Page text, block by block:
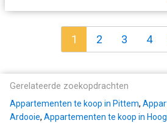
1 2 3 4
Gerelateerde zoekopdrachten
Appartementen te koop in Pittem,
Ardooie, Appartementen te koop in